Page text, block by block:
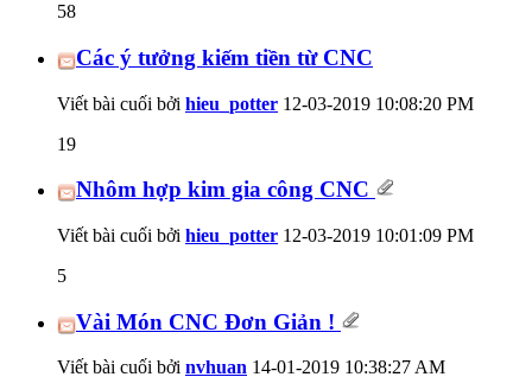
58
Các ý tưởng kiếm tiền từ CNC
Viết bài cuối bởi hieu_potter 12-03-2019 10:08:20 PM
19
Nhôm hợp kim gia công CNC
Viết bài cuối bởi hieu_potter 12-03-2019 10:01:09 PM
5
Vài Món CNC Đơn Giản !
Viết bài cuối bởi nvhuan 14-01-2019 10:38:27 AM